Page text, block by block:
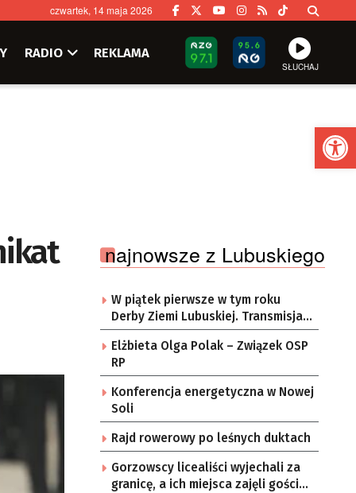
czwartek, 14 maja 2026
RADIO REKLAMA
SŁUCHAJ
najnowsze z Lubuskiego
W piątek pierwsze w tym roku
Derby Ziemi Lubuskiej. Transmisja w
Radiu Zachód!
Elżbieta Olga Polak – Związek OSP
RP
Konferencja energetyczna w Nowej
Soli
Rajd rowerowy po leśnych duktach
Gorzowscy licealiści wyjechali za
granicę, a ich miejsca zajęli goście